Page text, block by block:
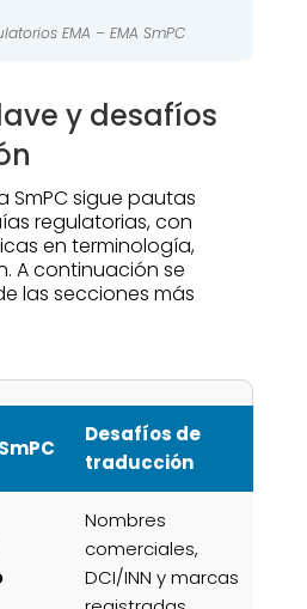
EMA – EMA SmPC
y desafíos
SmPC sigue pautas
regulatorias, con
en terminología,
A continuación se
las secciones más
Desafíos de
traducción
Nombres
comerciales,
DCI/INN y marcas